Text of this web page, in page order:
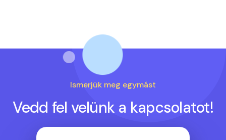
Ismerjük meg egymást
Vedd fel velünk a kapcsolatot!